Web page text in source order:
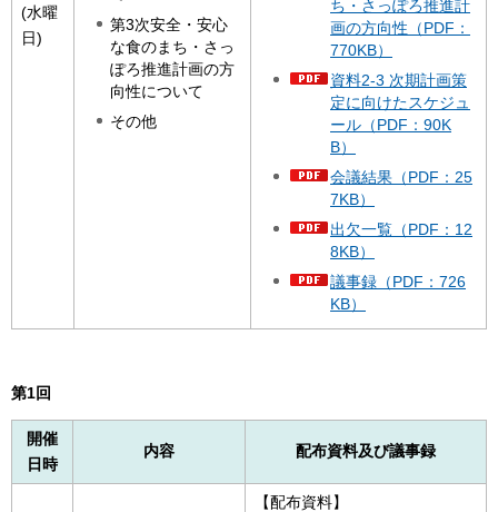
(水曜
日)
第3次安全・安心
な食のまち・さっ
ぽろ推進計画の方
向性について
その他
ち・さっぽろ推進計
画の方向性（PDF：
770KB）
資料2-3 次期計画策
定に向けたスケジュ
ール（PDF：90K
B）
会議結果（PDF：25
7KB）
出欠一覧（PDF：12
8KB）
議事録（PDF：726
KB）
第1回
開催
日時
内容 配布資料及び議事録
【配布資料】